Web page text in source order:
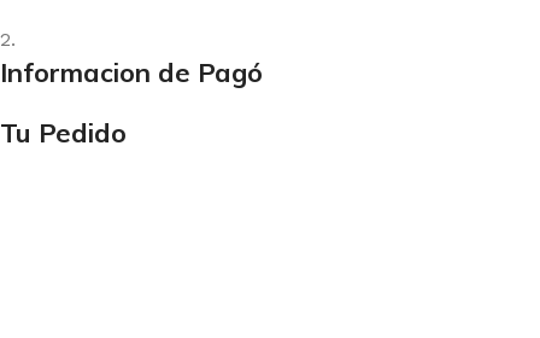
2.
Informacion de Pagó
Tu Pedido